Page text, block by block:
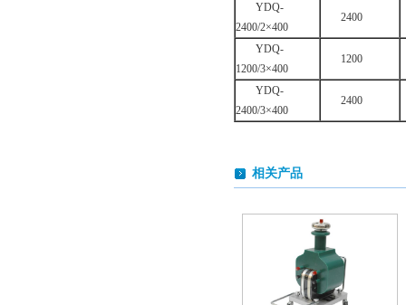
YDQ-
2400/2×400
2400
YDQ-
1200/3×400
1200
YDQ-
2400/3×400
2400
相关产品